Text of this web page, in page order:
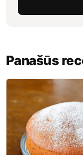
Panašūs
20
40